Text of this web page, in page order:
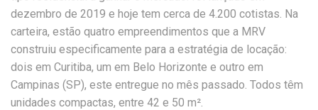
dezembro de 2019 e hoje tem cerca de 4.200 cotistas. Na
carteira, estão quatro empreendimentos que a MRV
construiu especificamente para a estratégia de locação:
dois em Curitiba, um em Belo Horizonte e outro em
Campinas (SP), este entregue no mês passado. Todos têm
unidades compactas, entre 42 e 50 m².